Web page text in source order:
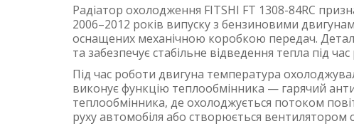
Радіатор охолодження FITSHI FT 1308-84RC
2006–2012 років випуску з бензиновими
оснащених механічною коробкою передач.
та забезпечує стабільне відведення тепла під
Під час роботи двигуна температура
виконує функцію теплообмінника — гарячий
теплообмінника, де охолоджується потоком
руху автомобіля або створюється вентилятором